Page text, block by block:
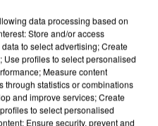
data processing based on
Store and/or access
to select advertising; Create
profiles to select personalised
Measure content
through statistics or combinations
and improve services; Create
to select personalised
Ensure security, prevent and